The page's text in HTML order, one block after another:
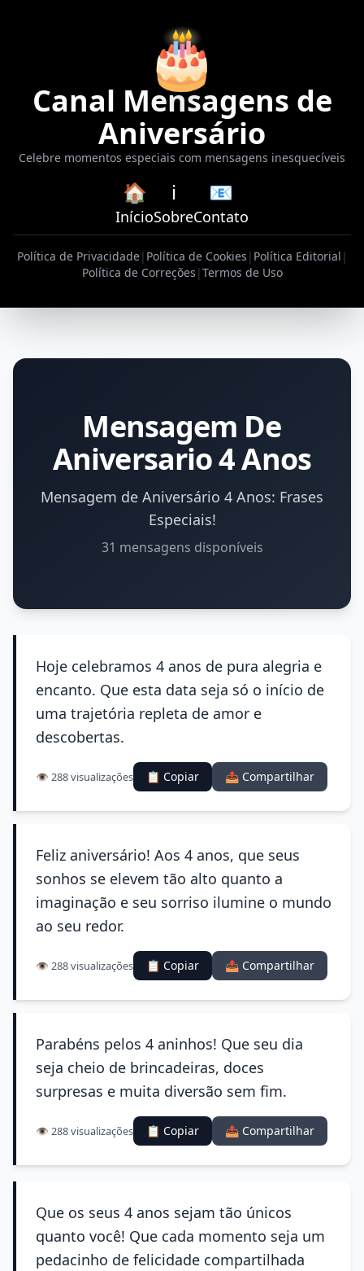
🎂
Canal Mensagens de
Aniversário
Celebre momentos especiais com mensagens inesquecíveis
🏠
Início
ℹ️
Sobre
📧
Contato
Política de Privacidade| Política de Cookies | Política Editorial |
Política de Correções |Termos de Uso
Mensagem De
Aniversario 4 Anos
Mensagem de Aniversário 4 Anos: Frases
Especiais!
31 mensagens disponíveis
Hoje celebramos 4 anos de pura alegria e
encanto. Que esta data seja só o início de
uma trajetória repleta de amor e
descobertas.
👁️ 288 visualizações 📋 Copiar 📤 Compartilhar
Feliz aniversário! Aos 4 anos, que seus
sonhos se elevem tão alto quanto a
imaginação e seu sorriso ilumine o mundo
ao seu redor.
👁️ 288 visualizações 📋 Copiar 📤 Compartilhar
Parabéns pelos 4 aninhos! Que seu dia
seja cheio de brincadeiras, doces
surpresas e muita diversão sem fim.
👁️ 288 visualizações 📋 Copiar 📤 Compartilhar
Que os seus 4 anos sejam tão únicos
quanto você! Que cada momento seja um
pedacinho de felicidade compartilhada